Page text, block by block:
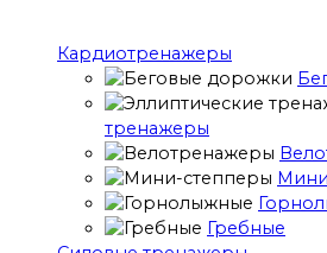
Кардиотренажеры
тренажеры
Гребные